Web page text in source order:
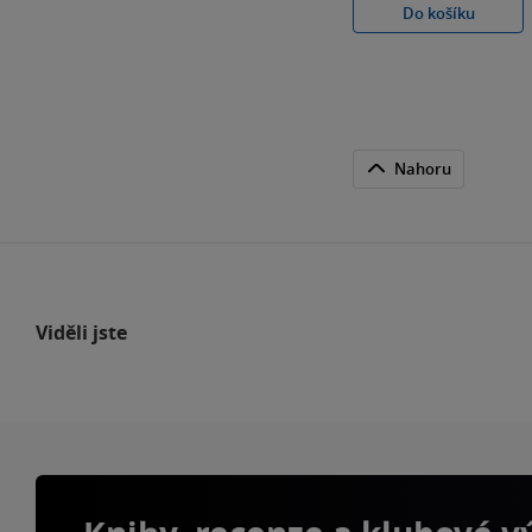
Do košíku
Nahoru
Viděli jste